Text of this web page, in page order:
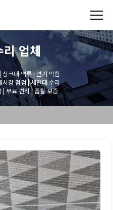
리업체
크대 역류 | 변기 막힘
경 점검 | 세면대 수리
무료 견적 | 품질 보증